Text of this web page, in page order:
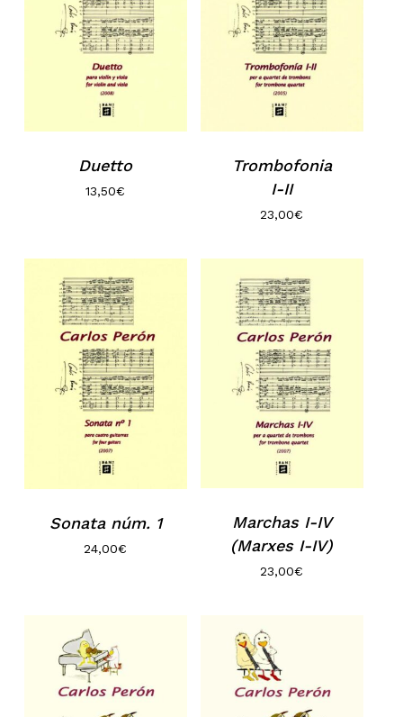
No hi ha productes a la cistella.
Go to shop
Duetto
13,50€
Trombofonia
I-II
23,00€
Sonata núm. 1
24,00€
Marchas I-IV
(Marxes I-IV)
23,00€